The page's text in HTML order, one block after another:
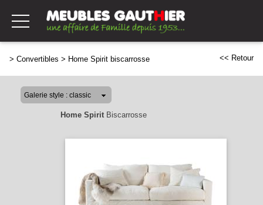
> Convertibles > Home Spirit biscarrosse << Retour
Home SpiritBiscarrosse